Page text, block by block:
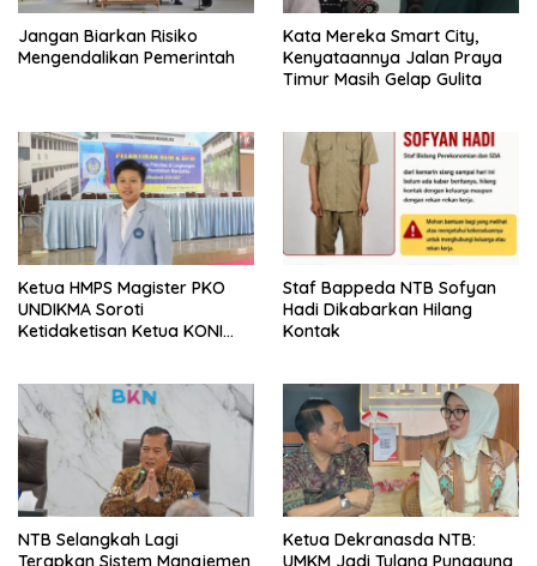
Jangan Biarkan Risiko
Mengendalikan Pemerintah
Kata Mereka Smart City,
Kenyataannya Jalan Praya
Timur Masih Gelap Gulita
Ketua HMPS Magister PKO
UNDIKMA Soroti
Ketidaketisan Ketua KONI
Arena Kepentingan Sesaat
Staf Bappeda NTB Sofyan
Hadi Dikabarkan Hilang
Kontak
NTB Selangkah Lagi
Terapkan Sistem Manajemen
Ketua Dekranasda NTB:
UMKM Jadi Tulang Punggung